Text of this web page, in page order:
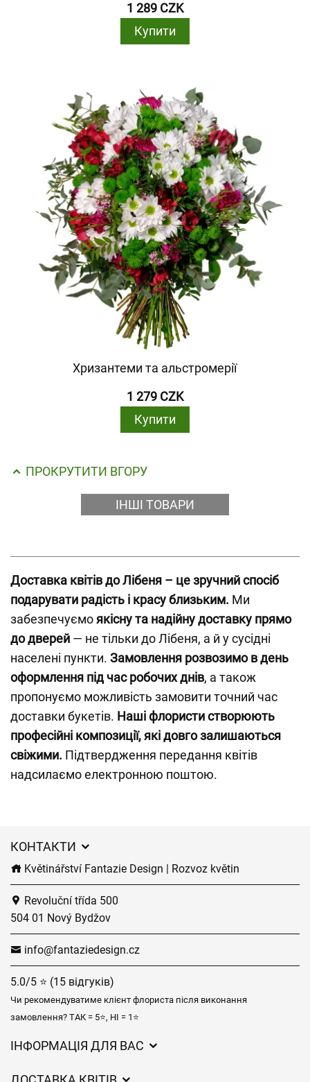
1 289 CZK
Купити
Хризантеми та альстромерії
1 279 CZK
Купити
ПРОКРУТИТИ ВГОРУ
ІНШІ ТОВАРИ
Доставка квітів до Лібеня – це зручний спосіб
подарувати радість і красу близьким. Ми
забезпечуємо якісну та надійну доставку прямо
до дверей — не тільки до Лібеня, а й у сусідні
населені пункти. Замовлення розвозимо в день
оформлення під час робочих днів, а також
пропонуємо можливість замовити точний час
доставки букетів. Наші флористи створюють
професійні композиції, які довго залишаються
свіжими. Підтвердження передання квітів
надсилаємо електронною поштою.
КОНТАКТИ
Květinářství Fantazie Design | Rozvoz květin
Revoluční třída 500
504 01 Nový Bydžov
info@fantaziedesign.cz
5.0/5 ⭐ (15 відгуків)
Чи рекомендуватиме клієнт флориста після виконання
замовлення? ТАК = 5⭐, НІ = 1⭐
ІНФОРМАЦІЯ ДЛЯ ВАС